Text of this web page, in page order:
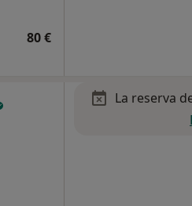
80 €
La reserva